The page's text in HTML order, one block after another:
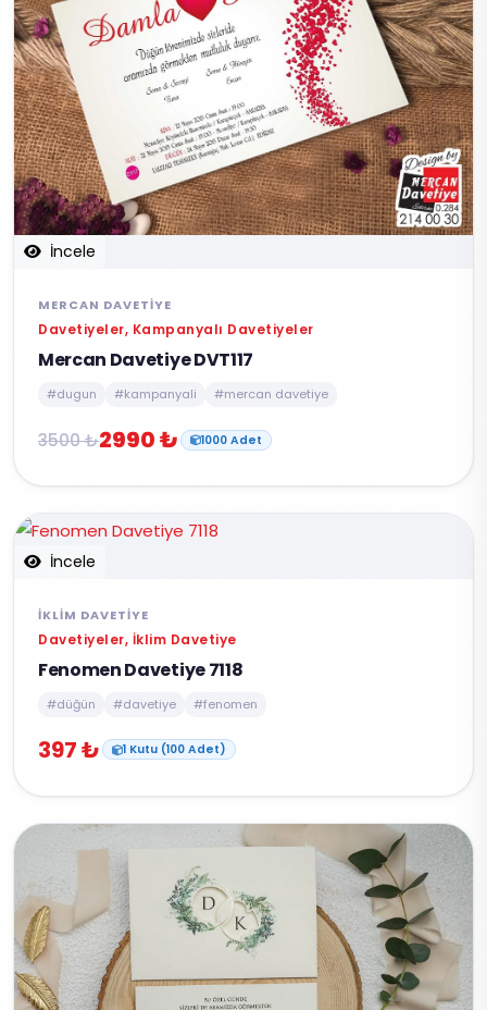
İncele
MERCAN DAVETIYE
Davetiyeler, Kampanyalı Davetiyeler
Mercan Davetiye DVT117
#dugun #kampanyali #mercan davetiye
3500 ₺2990 ₺ 1000 Adet
İncele
İKLIM DAVETIYE
Davetiyeler, İklim Davetiye
Fenomen Davetiye 7118
#düğün #davetiye #fenomen
397 ₺ 1 Kutu (100 Adet)